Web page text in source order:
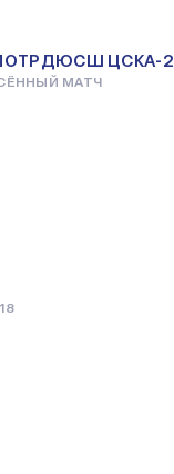
ДЮСШ ЦСКА-2
МАТЧ